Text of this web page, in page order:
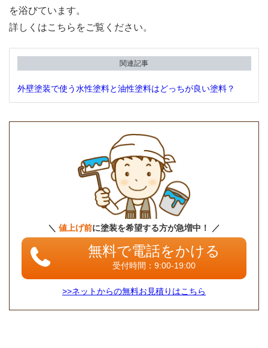
を浴びています。
詳しくはこちらをご覧ください。
関連記事
外壁塗装で使う水性塗料と油性塗料はどっちが良い塗料？
＼ 値上げ前に塗装を希望する方が急増中！ ／
無料で電話をかける
受付時間：9:00-19:00
>>ネットからの無料お見積りはこちら